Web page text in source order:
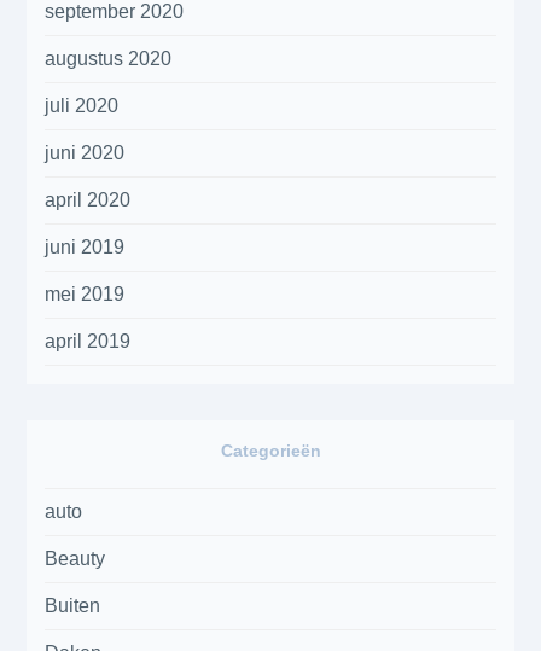
september 2020
augustus 2020
juli 2020
juni 2020
april 2020
juni 2019
mei 2019
april 2019
Categorieën
auto
Beauty
Buiten